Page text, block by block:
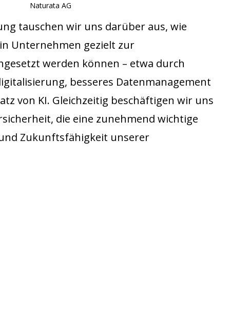
Naturata AG
tauschen wir uns darüber aus, wie
Unternehmen gezielt zur
werden können – etwa durch
besseres Datenmanagement
von KI. Gleichzeitig beschäftigen wir uns
die eine zunehmend wichtige
Zukunftsfähigkeit unserer